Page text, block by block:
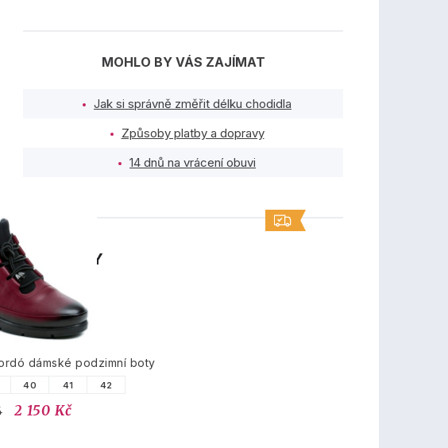
MOHLO BY VÁS ZAJÍMAT
Jak si správně změřit délku chodidla
Způsoby platby a dopravy
14 dnů na vrácení obuvi
PRODUKTY
dámské podzimní boty
40 41 42
2 150 Kč